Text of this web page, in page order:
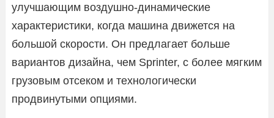
улучшающим воздушно-динамические
характеристики, когда машина движется на
большой скорости. Он предлагает больше
вариантов дизайна, чем Sprinter, с более мягким
грузовым отсеком и технологически
продвинутыми опциями.